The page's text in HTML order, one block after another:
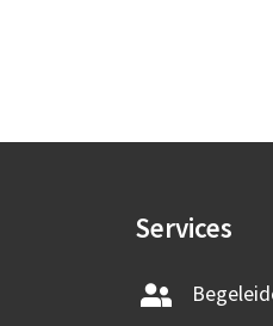
Services